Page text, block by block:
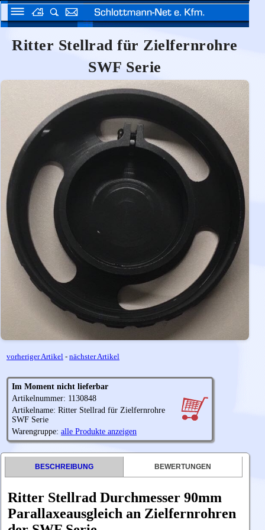
Ritter Stellrad für Zielfernrohre
SWF Serie
vorheriger Artikel - nächster Artikel
Im Moment nicht lieferbar
Artikelnummer: 1130848
Artikelname: Ritter Stellrad für Zielfernrohre
SWF Serie
Warengruppe: alle Produkte anzeigen
BESCHREIBUNG BEWERTUNGEN
Ritter Stellrad Durchmesser 90mm
Parallaxeausgleich an Zielfernrohren